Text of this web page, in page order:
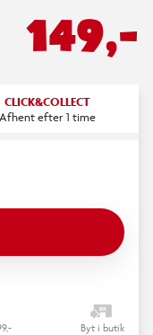
149,-
CLICK&COLLECT
Afhent efter 1 time
Byt i butik